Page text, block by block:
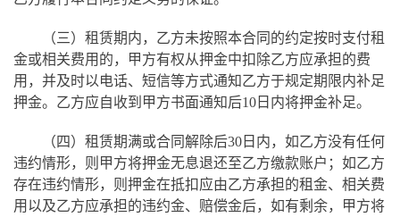
（三）租赁期内，乙方未按照本合同的约定按时支付租
金或相关费用的，甲方有权从押金中扣除乙方应承担的费
用，并及时以电话、短信等方式通知乙方于规定期限内补足
押金。乙方应自收到甲方书面通知后10日内将押金补足。
（四）租赁期满或合同解除后30日内，如乙方没有任何
违约情形，则甲方将押金无息退还至乙方缴款账户；如乙方
存在违约情形，则押金在抵扣应由乙方承担的租金、相关费
用以及乙方应承担的违约金、赔偿金后，如有剩余，甲方将